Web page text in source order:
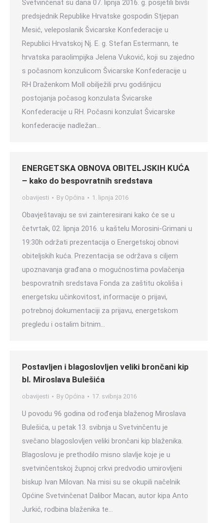
Svetvinčenat su dana 07. lipnja 2016. g. posjetili bivši
predsjednik Republike Hrvatske gospodin Stjepan
Mesić, veleposlanik Švicarske Konfederacije u
Republici Hrvatskoj Nj. E. g. Stefan Estermann, te
hrvatska paraolimpijka Jelena Vuković, koji su zajedno
s počasnom konzulicom Švicarske Konfederacije u
RH Draženkom Moll obilježili prvu godišnjicu
postojanja počasog konzulata Švicarske
Konfederacije u RH. Počasni konzulat Švicarske
konfederacije nadležan…
ENERGETSKA OBNOVA OBITELJSKIH KUĆA
– kako do bespovratnih sredstava
obavijesti By Općina 1. lipnja 2016
Obavještavaju se svi zainteresirani kako će se u
četvrtak, 02. lipnja 2016. u kaštelu Morosini-Grimani u
19:30h održati prezentacija o Energetskoj obnovi
obiteljskih kuća. Prezentacija se održava s ciljem
upoznavanja građana o mogućnostima povlačenja
bespovratnih sredstava Fonda za zaštitu okoliša i
energetsku učinkovitost, informacije o prijavi,
potrebnoj dokumentaciji za prijavu, energetskom
pregledu i ostalim bitnim…
Postavljen i blagoslovljen veliki brončani kip
bl. Miroslava Bulešića
obavijesti By Općina 17. svibnja 2016
U povodu 96 godina od rođenja blaženog Miroslava
Bulešića, u petak 13. svibnja u Svetvinčentu je
svečano blagoslovljen veliki brončani kip blaženika.
Blagoslovu je prethodilo misno slavlje koje je u
svetvinčentskoj župnoj crkvi predvodio umirovljeni
biskup Ivan Milovan. Na misi su se okupili načelnik
Općine Svetvinčenat Dalibor Macan, autor kipa Anto
Jurkić, rodbina blaženika te…